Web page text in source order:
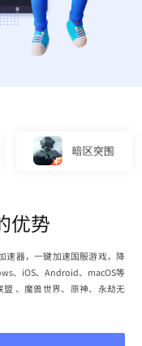
暗区突围
优势
速器，一键加速国服游戏，降
、iOS、Android、macOS等
、魔兽世界、原神、永劫无